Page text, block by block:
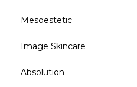
Mesoestetic
Image Skincare
Absolution